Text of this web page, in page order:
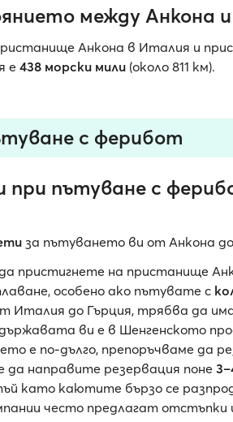
между Анкона
Анкона в Италия и
е438 морски мили (около 811 км).
с ферибот
при пътуване с
за пътуването ви от Анкона
пристигнете на пристанище
особено ако пътувате с
Италия до Гърция, трябва да
ви е в Шенгенското
е по-дълго, препоръчваме да
да направите резервация поне
като каютите бързо се
често предлагат отстъпки